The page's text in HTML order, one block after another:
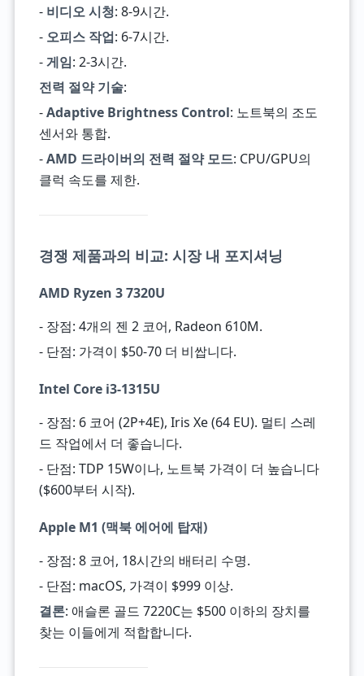
- 비디오 시청: 8-9시간.
- 오피스 작업: 6-7시간.
-게임: 2-3시간.
전력 절약 기술:
-Adaptive Brightness Control: 노트북의 조도
센서와 통합.
-AMD 드라이버의 전력 절약 모드: CPU/GPU의
클럭 속도를 제한.
경쟁 제품과의 비교: 시장 내 포지셔닝
AMD Ryzen 3 7320U
- 장점: 4개의 젠 2 코어, Radeon 610M.
- 단점: 가격이 $50-70 더 비쌉니다.
Intel Core i3-1315U
- 장점: 6 코어 (2P+4E), Iris Xe (64 EU). 멀티 스레
드 작업에서 더 좋습니다.
- 단점: TDP 15W이나, 노트북 가격이 더 높습니다
($600부터 시작).
Apple M1 (맥북 에어에 탑재)
- 장점: 8 코어, 18시간의 배터리 수명.
- 단점: macOS, 가격이 $999 이상.
결론: 애슬론 골드 7220C는 $500 이하의 장치를
찾는 이들에게 적합합니다.